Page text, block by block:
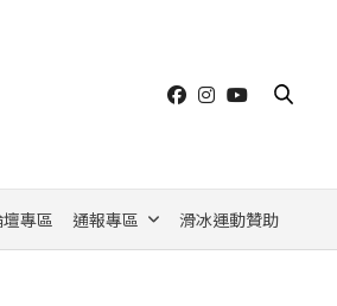
壇專區 通報專區 滑冰運動贊助